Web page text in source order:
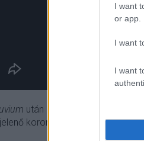
I want
or app.
I want
I want
után (mely a friss lemez
korongról az Emergent